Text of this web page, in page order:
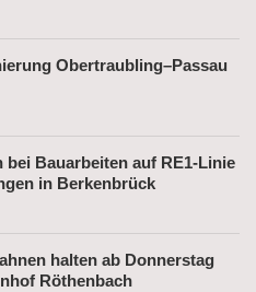
Obertraubling–Passau
bei Bauarbeiten auf RE1-Linie
in Berkenbrück
halten ab Donnerstag
Röthenbach